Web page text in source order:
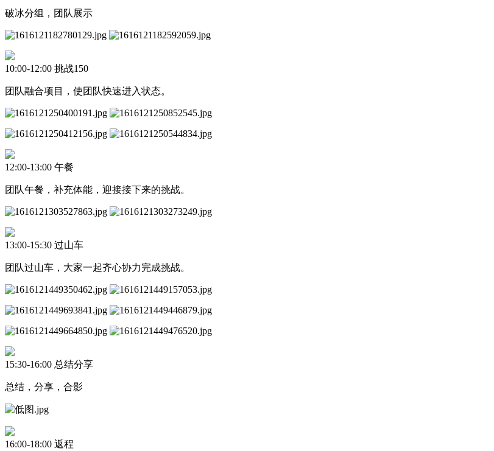
破冰分组，团队展示
10:00-12:00 挑战150
团队融合项目，使团队快速进入状态。
12:00-13:00 午餐
团队午餐，补充体能，迎接接下来的挑战。
13:00-15:30 过山车
团队过山车，大家一起齐心协力完成挑战。
15:30-16:00 总结分享
总结，分享，合影
16:00-18:00 返程